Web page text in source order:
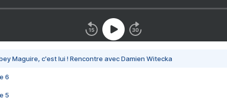
Maguire, c'est lui ! Rencontre avec Damien Witecka
6
5